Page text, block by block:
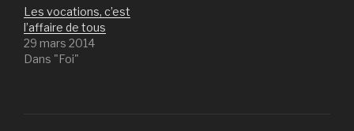
Les vocations, c’est
l’affaire de tous
29 mars 2014
Dans "Foi"